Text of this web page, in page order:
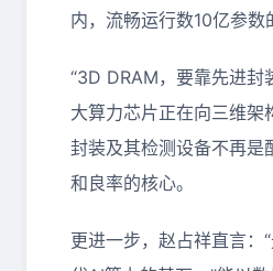
内，流畅运行数10亿参数
“3D DRAM，要靠先进封
大算力芯片正在向三维架
封装及其检测设备不再是
和良率的核心。
更进一步，赵占祥直言：